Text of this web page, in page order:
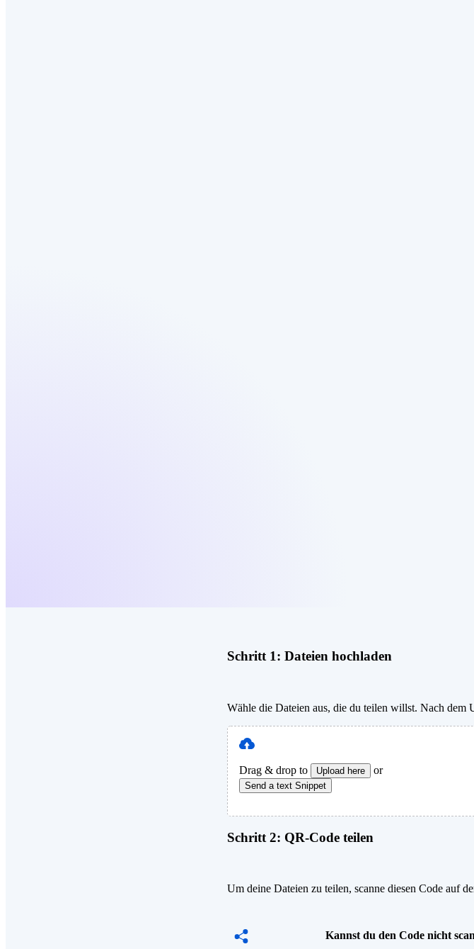
Schritt 1: Dateien hochladen
Wähle die Dateien aus, die du teilen willst. Nach dem
Drag & drop to Upload here or
Send a text Snippet
Schritt 2: QR-Code teilen
Um deine Dateien zu teilen, scanne diesen Code auf
Kannst du den Code nicht